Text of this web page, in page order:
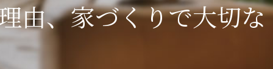
由、家づくりで大切な